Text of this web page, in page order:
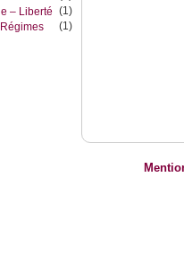
– Liberté (1)
(1)